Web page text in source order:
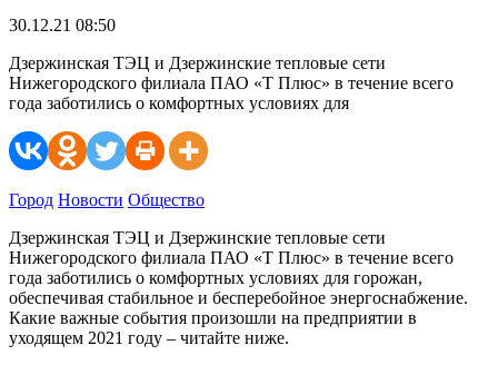
30.12.21 08:50
Дзержинская ТЭЦ и Дзержинские тепловые сети
Нижегородского филиала ПАО «Т Плюс» в течение всего
года заботились о комфортных условиях для
Город Новости Общество
Дзержинская ТЭЦ и Дзержинские тепловые сети
Нижегородского филиала ПАО «Т Плюс» в течение всего
года заботились о комфортных условиях для горожан,
обеспечивая стабильное и бесперебойное энергоснабжение.
Какие важные события произошли на предприятии в
уходящем 2021 году – читайте ниже.